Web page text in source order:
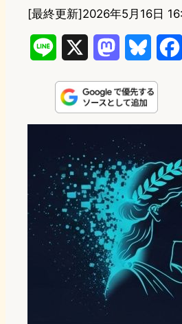
[最終更新]2026年5月16日
n
e
s
t
o
d
o
n
u
e
k
y